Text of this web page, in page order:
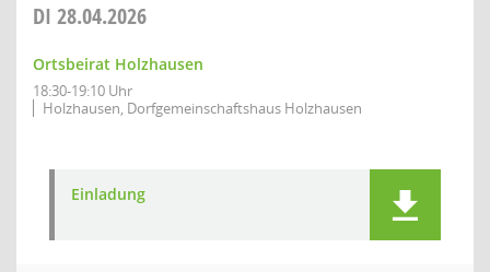
DI 28.04.2026
Ortsbeirat Holzhausen
18:30-19:10 Uhr
Holzhausen, Dorfgemeinschaftshaus Holzhausen
Einladung